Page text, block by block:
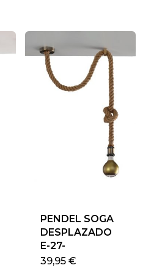
PENDEL SOGA
DESPLAZADO
E-27-
39,95 €